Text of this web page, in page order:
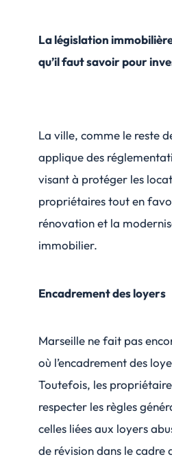
La législation
qu’il faut savoir pour
La ville, comme le reste
applique des
visant à protéger les
propriétaires tout en
rénovation et la
immobilier.
Encadrement des loyers
Marseille ne fait pas
où l’encadrement des
Toutefois, les
respecter les règles
celles liées aux loyers
de révision dans le cadre